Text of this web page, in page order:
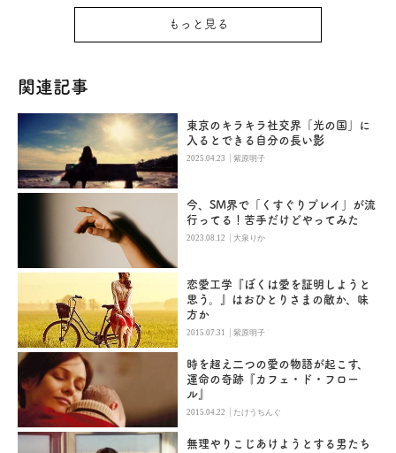
もっと見る
関連記事
東京のキラキラ社交界「光の国」に
入るとできる自分の長い影
2025.04.23 |紫原明子
今、SM界で「くすぐりプレイ」が流
行ってる！苦手だけどやってみた
2023.08.12 |大泉りか
恋愛工学『ぼくは愛を証明しようと
思う。』はおひとりさまの敵か、味
方か
2015.07.31 |紫原明子
時を超え二つの愛の物語が起こす、
運命の奇跡『カフェ・ド・フロー
ル』
2015.04.22 | たけうちんぐ
無理やりこじあけようとする男たち